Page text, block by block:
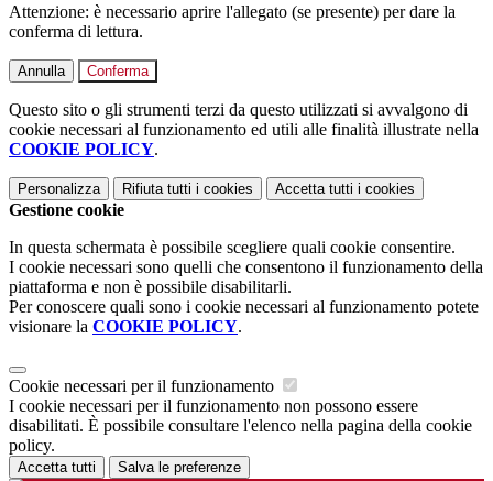
Attenzione: è necessario aprire l'allegato (se presente) per dare la
conferma di lettura.
Annulla Conferma
Questo sito o gli strumenti terzi da questo utilizzati si avvalgono di
cookie necessari al funzionamento ed utili alle finalità illustrate nella
COOKIE POLICY.
Personalizza Rifiuta tutti i cookies Accetta tutti i cookies
Gestione cookie
In questa schermata è possibile scegliere quali cookie consentire.
I cookie necessari sono quelli che consentono il funzionamento della
piattaforma e non è possibile disabilitarli.
Per conoscere quali sono i cookie necessari al funzionamento potete
visionare la COOKIE POLICY.
Cookie necessari per il funzionamento
I cookie necessari per il funzionamento non possono essere
disabilitati. È possibile consultare l'elenco nella pagina della cookie
policy.
Accetta tutti Salva le preferenze